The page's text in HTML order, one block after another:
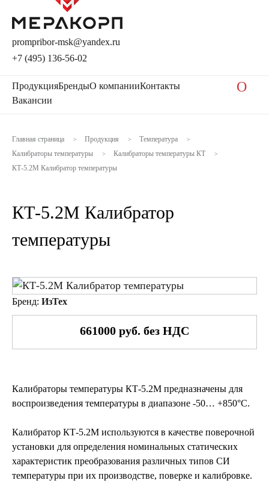
prompribor-msk@yandex.ru
+7 (495) 136-56-02
ПродукцияБрендыО компанииКонтакты
Вакансии
O
Главная страница > Продукция > Температура >
Калибраторы температуры > Калибраторы температуры КТ >
КТ-5.2М Калибратор температуры
КТ-5.2М Калибратор
температуры
Бренд: ИзТех
661000 руб. без НДС
Калибраторы температуры КТ-5.2М предна­значены для
воспроизведения темпе­ратуры в диапазоне -50… +850°С.
Калибратор КТ-5.2М используются в каче­стве поверочной
установки для определения номи­нальных ста­тических
характеристик преобра­зования различных типов СИ
температуры при их производстве, поверке и калибровке.